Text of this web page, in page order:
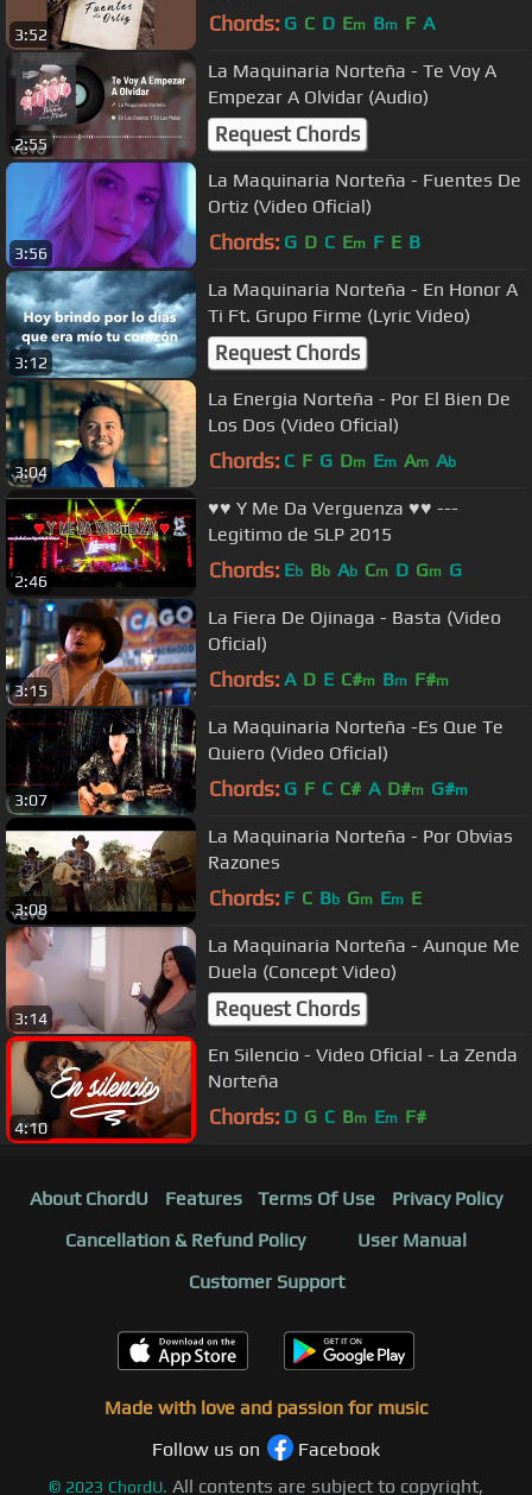
3:52 Chords: G C D Em Bm F A
2:55
La Maquinaria Norteña - Te Voy A
Empezar A Olvidar (Audio)
Request Chords
3:56
La Maquinaria Norteña - Fuentes De
Ortiz (Video Oficial)
Chords: G D C Em F E B
3:12
La Maquinaria Norteña - En Honor A
Ti Ft. Grupo Firme (Lyric Video)
Request Chords
3:04
La Energia Norteña - Por El Bien De
Los Dos (Video Oficial)
Chords: C F G Dm Em Am Ab
2:46
♥♥ Y Me Da Verguenza ♥♥ ---
Legitimo de SLP 2015
Chords: Eb Bb Ab Cm D Gm G
3:15
La Fiera De Ojinaga - Basta (Video
Oficial)
Chords: A D E C#m Bm F#m
3:07
La Maquinaria Norteña -Es Que Te
Quiero (Video Oficial)
Chords: G F C C# A D#m G#m
3:08
La Maquinaria Norteña - Por Obvias
Razones
Chords: F C Bb Gm Em E
3:14
La Maquinaria Norteña - Aunque Me
Duela (Concept Video)
Request Chords
4:10
En Silencio - Video Oficial - La Zenda
Norteña
Chords: D G C Bm Em F#
About ChordU Features Terms Of Use
Privacy Policy
Cancellation & Refund Policy
User Manual
Customer Support
Made with love and passion for music
Follow us on
Facebook
© 2023 ChordU. All contents are subject to copyright,